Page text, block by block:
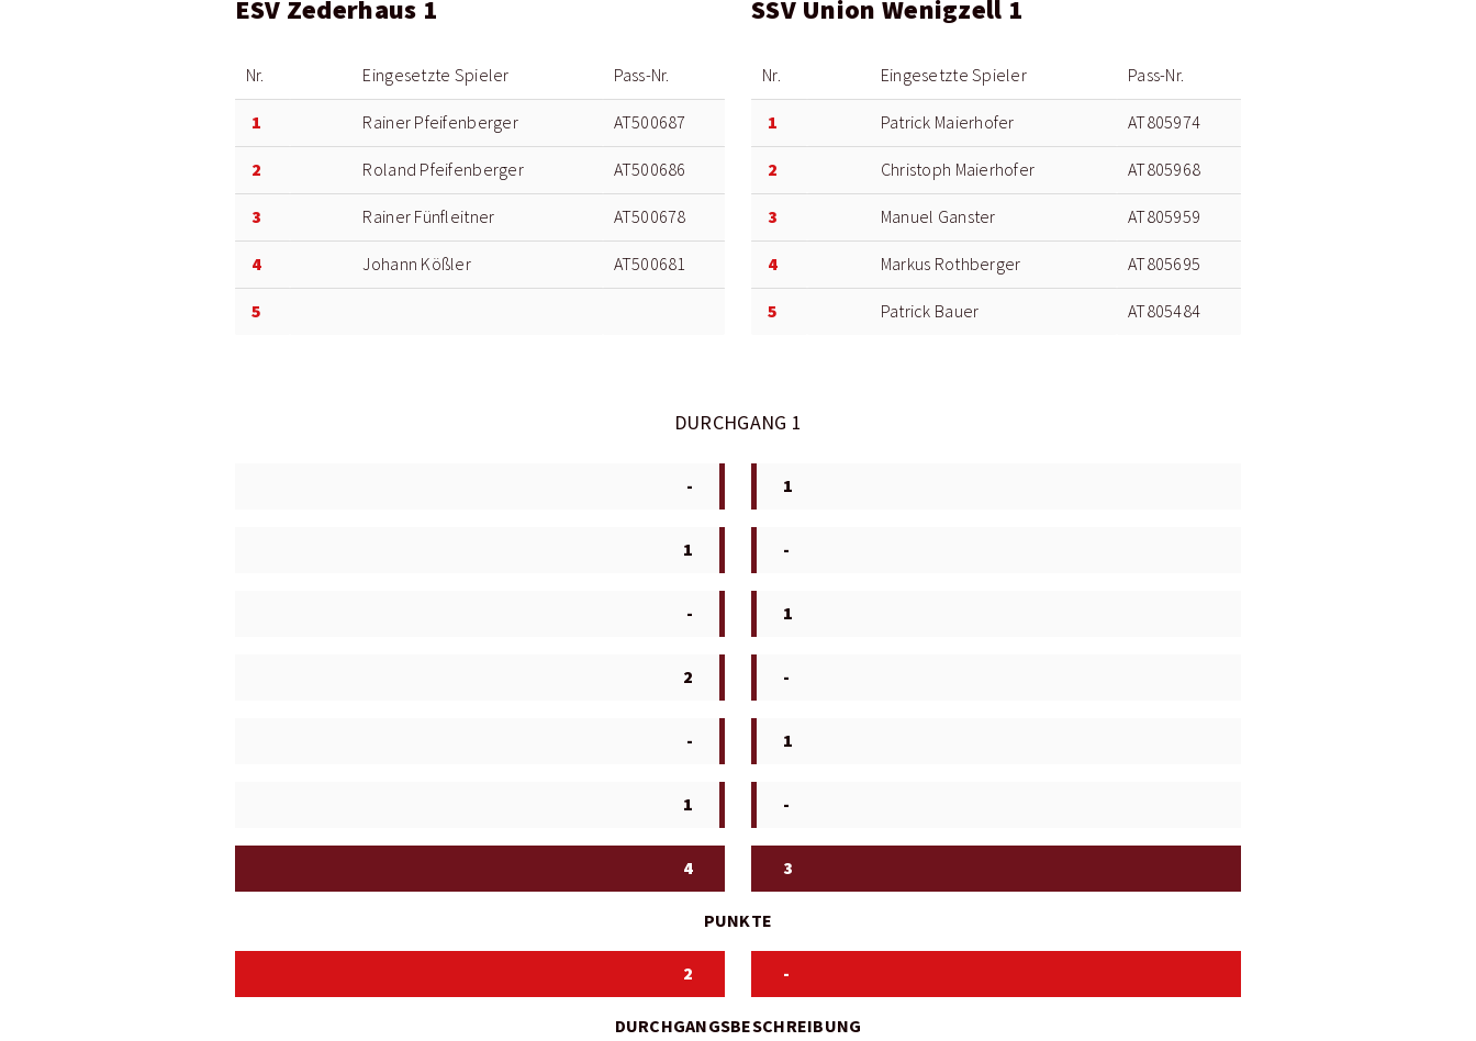
ESV Zederhaus 1
Nr. Eingesetzte Spieler Pass-Nr.
1 Rainer Pfeifenberger AT500687
2 Roland Pfeifenberger AT500686
3 Rainer Fünfleitner AT500678
4 Johann Kößler AT500681
5
SSV Union Wenigzell 1
Nr. Eingesetzte Spieler Pass-Nr.
1 Patrick Maierhofer AT805974
2 Christoph Maierhofer AT805968
3 Manuel Ganster AT805959
4 Markus Rothberger AT805695
5 Patrick Bauer AT805484
DURCHGANG 1
- 1
1 -
- 1
2 -
- 1
1 -
4 3
PUNKTE
2 -
DURCHGANGSBESCHREIBUNG